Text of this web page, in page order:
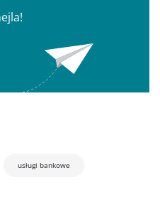
usługi bankowe